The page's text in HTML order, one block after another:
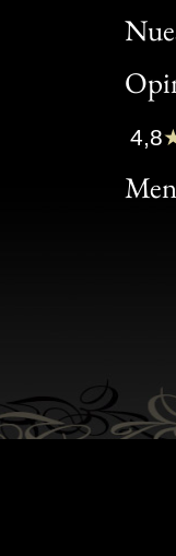
Bon
Clic
Bon
4,8